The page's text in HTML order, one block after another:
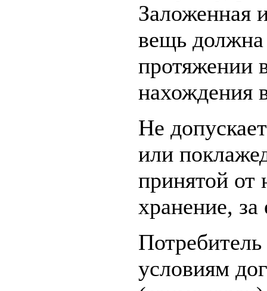
Заложенная
вещь должна
протяжении
нахождения
Не
или
принятой от
хранение, за
Потребитель
условиям